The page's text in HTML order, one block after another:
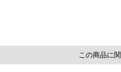
この商品に